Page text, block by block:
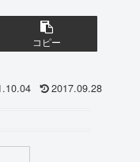
コピー
2017.09.28